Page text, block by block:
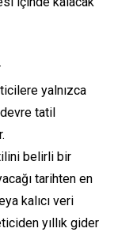
yalnızca
tatil
belirli bir
tarihten en
kalıcı veri
yıllık gider